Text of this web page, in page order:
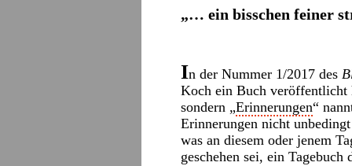
„… ein bisschen feiner
In der Nummer 1/2017 des
Koch ein Buch veröffentlicht
sondern „Erinnerungen“
Erinnerungen nicht
was an diesem oder jenem
geschehen sei, ein